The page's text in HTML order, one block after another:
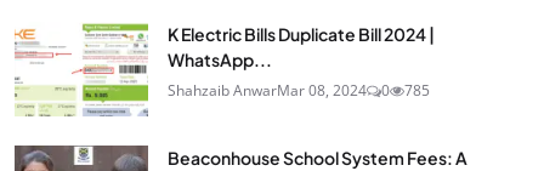
K Electric Bills Duplicate Bill 2024 |
WhatsApp...
Shahzaib AnwarMar 08, 2024 0 785
Beaconhouse School System Fees: A